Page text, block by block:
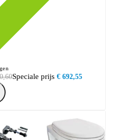
Speciale prijs € 692,55